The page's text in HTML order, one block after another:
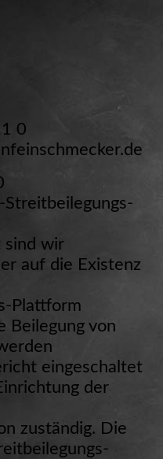
0
sind wir
auf die Existenz
Plattform
Beilegung von
eingeschaltet
der
zuständig. Die